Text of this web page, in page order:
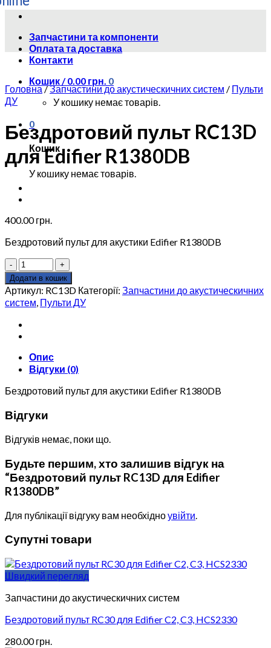
Skip
contentЗапчастини та компоненти
Оплата та доставка
Контакти
Кошик /0.00 грн. 0
У кошику немає товарів.
0
Кошик
У кошику немає товарів.
Головна/Запчастини до акустическичних систем / Пульти
ДУ
Бездротовий пульт RC13D
для Edifier R1380DB
400.00грн.
Бездротовий пульт для акустики Edifier R1380DB
Бездротовий
пульт
RC13D
для
Edifier
R1380DB
кількість
Додати в кошик
Артикул: RC13D Категорії: Запчастини до акустическичних
систем, Пульти ДУ
Опис
Відгуки (0)
Бездротовий пульт для акустики Edifier R1380DB
Відгуки
Відгуків немає, поки що.
Будьте першим, хто залишив відгук на
“Бездротовий пульт RC13D для Edifier
R1380DB”
Для публікації відгуку вам необхідноувійти
Супутні товари
Швидкий перегляд
Запчастини до акустическичних систем
Бездротовий пульт RC30 для Edifier C2, C3, HCS2330
280.00грн.